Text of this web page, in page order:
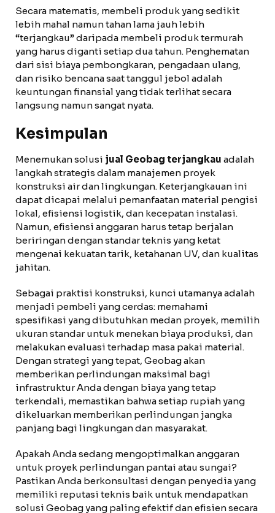
Secara matematis, membeli produk yang sedikit
lebih mahal namun tahan lama jauh lebih
“terjangkau” daripada membeli produk termurah
yang harus diganti setiap dua tahun. Penghematan
dari sisi biaya pembongkaran, pengadaan ulang,
dan risiko bencana saat tanggul jebol adalah
keuntungan finansial yang tidak terlihat secara
langsung namun sangat nyata.
Kesimpulan
Menemukan solusi jual Geobag terjangkau adalah
langkah strategis dalam manajemen proyek
konstruksi air dan lingkungan. Keterjangkauan ini
dapat dicapai melalui pemanfaatan material pengisi
lokal, efisiensi logistik, dan kecepatan instalasi.
Namun, efisiensi anggaran harus tetap berjalan
beriringan dengan standar teknis yang ketat
mengenai kekuatan tarik, ketahanan UV, dan kualitas
jahitan.
Sebagai praktisi konstruksi, kunci utamanya adalah
menjadi pembeli yang cerdas: memahami
spesifikasi yang dibutuhkan medan proyek, memilih
ukuran standar untuk menekan biaya produksi, dan
melakukan evaluasi terhadap masa pakai material.
Dengan strategi yang tepat, Geobag akan
memberikan perlindungan maksimal bagi
infrastruktur Anda dengan biaya yang tetap
terkendali, memastikan bahwa setiap rupiah yang
dikeluarkan memberikan perlindungan jangka
panjang bagi lingkungan dan masyarakat.
Apakah Anda sedang mengoptimalkan anggaran
untuk proyek perlindungan pantai atau sungai?
Pastikan Anda berkonsultasi dengan penyedia yang
memiliki reputasi teknis baik untuk mendapatkan
solusi Geobag yang paling efektif dan efisien secara